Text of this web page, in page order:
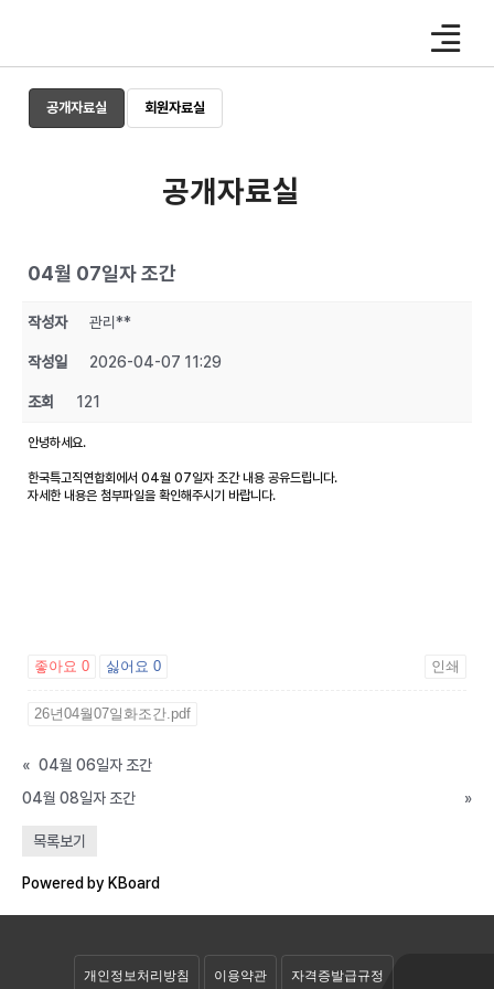
공개자료실 회원자료실
공개자료실
04월 07일자 조간
작성자 관리**
작성일 2026-04-07 11:29
조회 121
안녕하세요.
한국특고직연합회에서 04월 07일자 조간 내용 공유드립니다.
자세한 내용은 첨부파일을 확인해주시기 바랍니다.
좋아요 0 싫어요 0 인쇄
26년04월07일화조간.pdf
« 04월 06일자 조간
04월 08일자 조간
»
목록보기
Powered by KBoard
개인정보처리방침 이용약관 자격증발급규정